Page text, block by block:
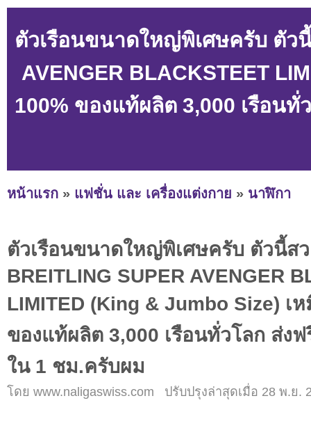
ตัวเรือนขนาดใหญ่พิเศษครับ ตัว
AVENGER BLACKSTEET
100% ของแท้ผลิต 3,000 เรือน
หน้าแรก » แฟชั่น และ เครื่องแต่งกาย » นาฬิกา
ตัวเรือนขนาดใหญ่พิเศษครับ ตัวนี้ส
BREITLING SUPER AVENGER
LIMITED (King & Jumbo Size) เ
ของแท้ผลิต 3,000 เรือนทั่วโลก ส่ง
ใน 1 ชม.ครับผม
โดย www.naligaswiss.com ปรับปรุงล่าสุดเมื่อ 28 พ.ย.